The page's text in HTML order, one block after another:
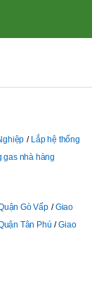
Lắp hệ thống
gas nhà hàng
Gò Vấp
Giao
Tân Phú
Giao